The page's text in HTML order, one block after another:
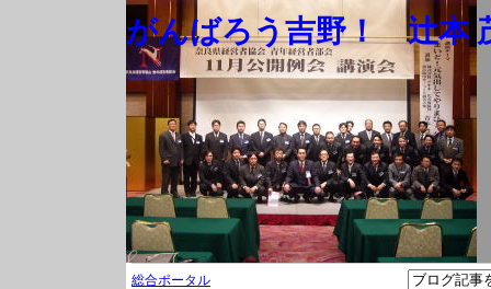
がんばろう吉野！ 辻本
総合ポータル